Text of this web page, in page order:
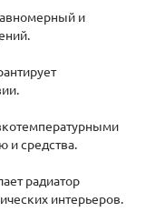
и
и средства.
радиатор
интерьеров.